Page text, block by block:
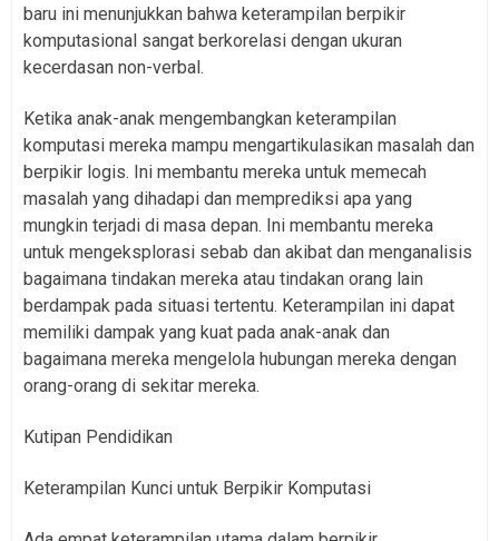
baru ini menunjukkan bahwa keterampilan berpikir
komputasional sangat berkorelasi dengan ukuran
kecerdasan non-verbal.
Ketika anak-anak mengembangkan keterampilan
komputasi mereka mampu mengartikulasikan masalah dan
berpikir logis. Ini membantu mereka untuk memecah
masalah yang dihadapi dan memprediksi apa yang
mungkin terjadi di masa depan. Ini membantu mereka
untuk mengeksplorasi sebab dan akibat dan menganalisis
bagaimana tindakan mereka atau tindakan orang lain
berdampak pada situasi tertentu. Keterampilan ini dapat
memiliki dampak yang kuat pada anak-anak dan
bagaimana mereka mengelola hubungan mereka dengan
orang-orang di sekitar mereka.
Kutipan Pendidikan
Keterampilan Kunci untuk Berpikir Komputasi